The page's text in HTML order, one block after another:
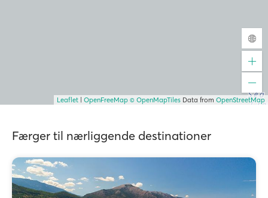
Leaflet OpenFreeMap © OpenMapTiles Data from OpenStreetMap
Færger til nærliggende destinationer